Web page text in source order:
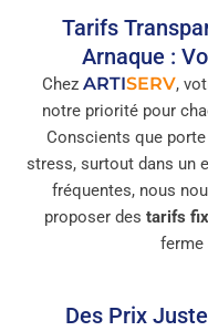
Tarifs
Arnaque :
Chez ARTISERV,
notre priorité pour
Conscients que
stress, surtout dans un
fréquentes, nous
proposer des tarifs
ferme
Des Prix